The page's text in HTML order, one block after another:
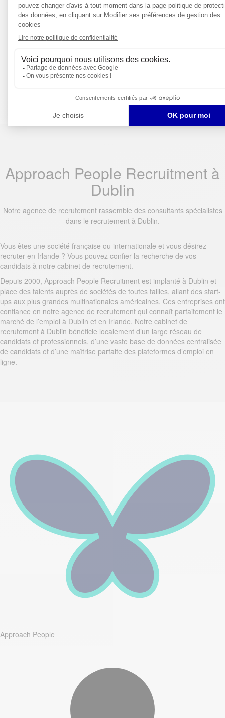
Approach People Recruitment à
Dublin
Notre agence de recrutement rassemble des consultants spécialistes
dans le recrutement à Dublin.
Vous êtes une société française ou internationale et vous désirez
recruter en Irlande ? Vous pouvez confier la recherche de vos
candidats à notre cabinet de recrutement.
Depuis 2000, Approach People Recruitment est implanté à Dublin et
place des talents auprès de sociétés de toutes tailles, allant des start-
ups aux plus grandes multinationales américaines. Ces entreprises ont
confiance en notre agence de recrutement qui connaît parfaitement le
marché de l’emploi à Dublin et en Irlande. Notre cabinet de
recrutement à Dublin bénéficie localement d’un large réseau de
candidats et professionnels, d’une vaste base de données centralisée
de candidats et d’une maîtrise parfaite des plateformes d’emploi en
ligne.
Approach People